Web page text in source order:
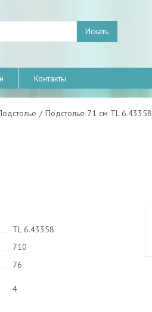
Искать
Контакты
/ Подстолье 71 см TL 6.43358
TL 6.43358
710
76
4